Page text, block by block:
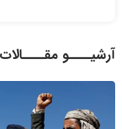
آرشیــــو مقــــالات